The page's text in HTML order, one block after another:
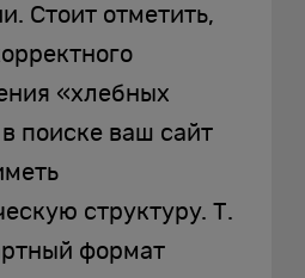
Стоит отметить,
«хлебных
поиске ваш сайт
структуру. Т.
формат